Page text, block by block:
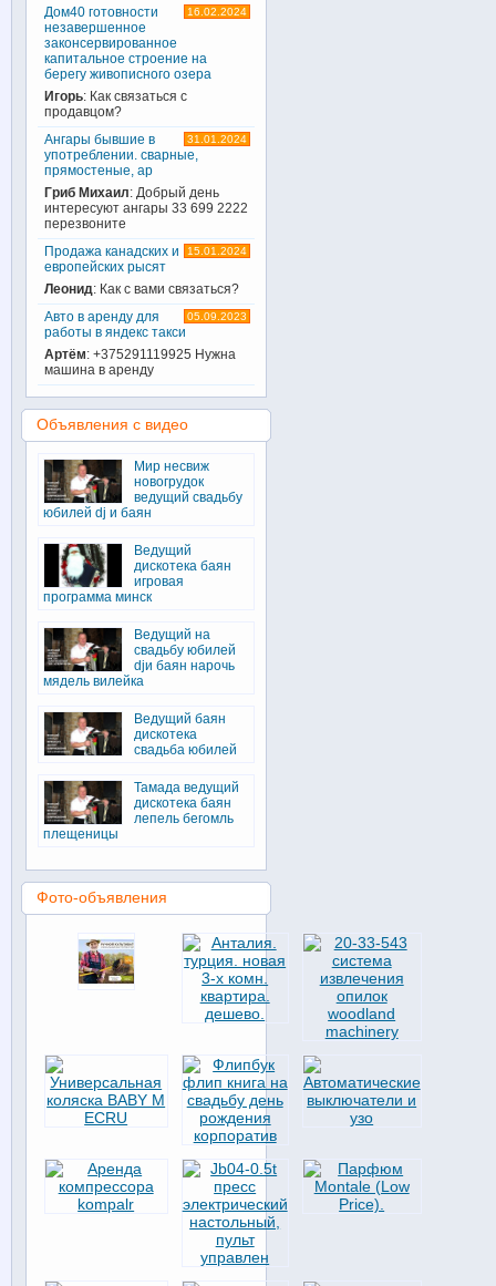
16.02.2024
Дом40 готовности
незавершенное
законсервированное
капитальное строение на
берегу живописного озера
Игорь: Как связаться с
продавцом?
31.01.2024
Ангары бывшие в
употреблении. сварные,
прямостеные, ар
Гриб Михаил: Добрый день
интересуют ангары 33 699 2222
перезвоните
15.01.2024
Продажа канадских и
европейских рысят
Леонид: Как с вами связаться?
05.09.2023
Авто в аренду для
работы в яндекс такси
Артём: +375291119925 Нужна
машина в аренду
Объявления с видео
Мир несвиж
новогрудок
ведущий свадьбу
юбилей dj и баян
Ведущий
дискотека баян
игровая
программа минск
Ведущий на
свадьбу юбилей
djи баян нарочь
мядель вилейка
Ведущий баян
дискотека
свадьба юбилей
Тамада ведущий
дискотека баян
лепель бегомль
плещеницы
Фото-объявления